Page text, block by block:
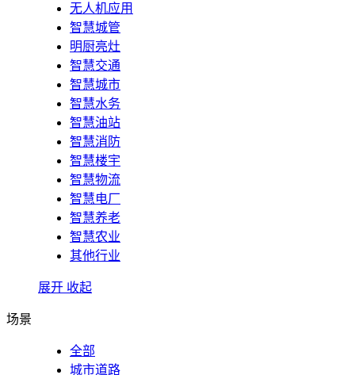
无人机应用
智慧城管
明厨亮灶
智慧交通
智慧城市
智慧水务
智慧油站
智慧消防
智慧楼宇
智慧物流
智慧电厂
智慧养老
智慧农业
其他行业
展开 收起
场景
全部
城市道路